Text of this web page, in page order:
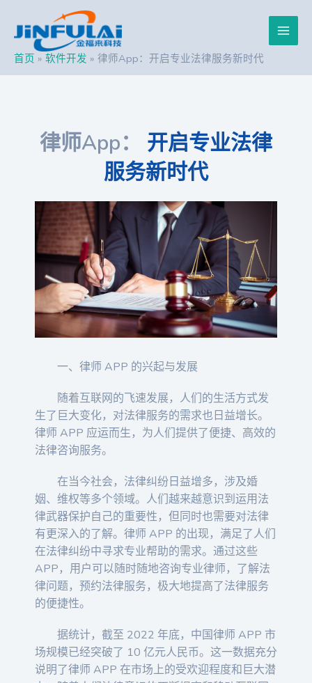
Main
首页 软件开发 律师App：开启专业法律服务新时代
律师app：
开启专业法律
服务新时代
一、律师 APP 的兴起与发展
随着互联网的飞速发展，人们的生活方式发
生了巨大变化，对法律服务的需求也日益增长。
律师 APP 应运而生，为人们提供了便捷、高效的
法律咨询服务。
在当今社会，法律纠纷日益增多，涉及婚
姻、维权等多个领域。人们越来越意识到运用法
律武器保护自己的重要性，但同时也需要对法律
有更深入的了解。律师 APP 的出现，满足了人们
在法律纠纷中寻求专业帮助的需求。通过这些
APP，用户可以随时随地咨询专业律师，了解法
律问题，预约法律服务，极大地提高了法律服务
的便捷性。
据统计，截至 2022 年底，中国律师 APP 市
场规模已经突破了 10 亿元人民币。这一数据充分
说明了律师 APP 在市场上的受欢迎程度和巨大潜
navigation